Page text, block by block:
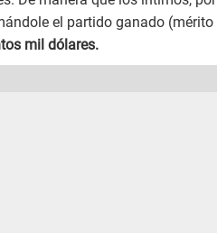
el partido ganado (mérito
mil dólares.